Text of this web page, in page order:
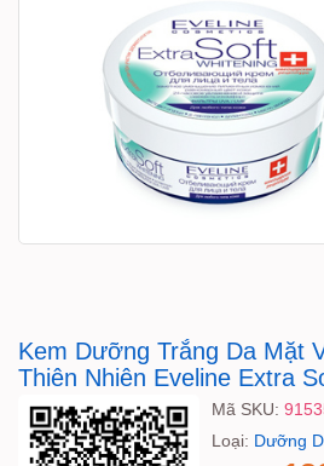
Kem Dưỡng Trắng Da Mặt
Thiên Nhiên Eveline Extra
Mã SKU:
Loại: Dưỡng